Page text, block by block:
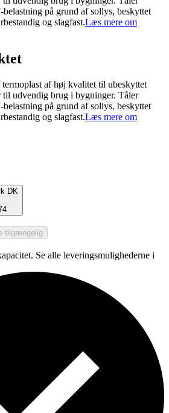
på grund af sollys, beskyttet
og slagfast.Læs mere om
af høj kvalitet til ubeskyttet
til udvendig brug i bygninger. Tåler
på grund af sollys, beskyttet
og slagfast.Læs mere om
DK
tilgængelig
Se alle leveringsmulighederne i